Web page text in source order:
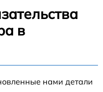
в
нами детали